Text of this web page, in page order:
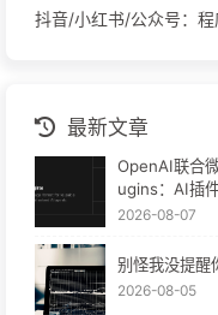
抖音/小红书/公众号：程
最新文章
OpenAI联合
ugins：AI插
2026-08-07
别怪我没提
2026-08-05